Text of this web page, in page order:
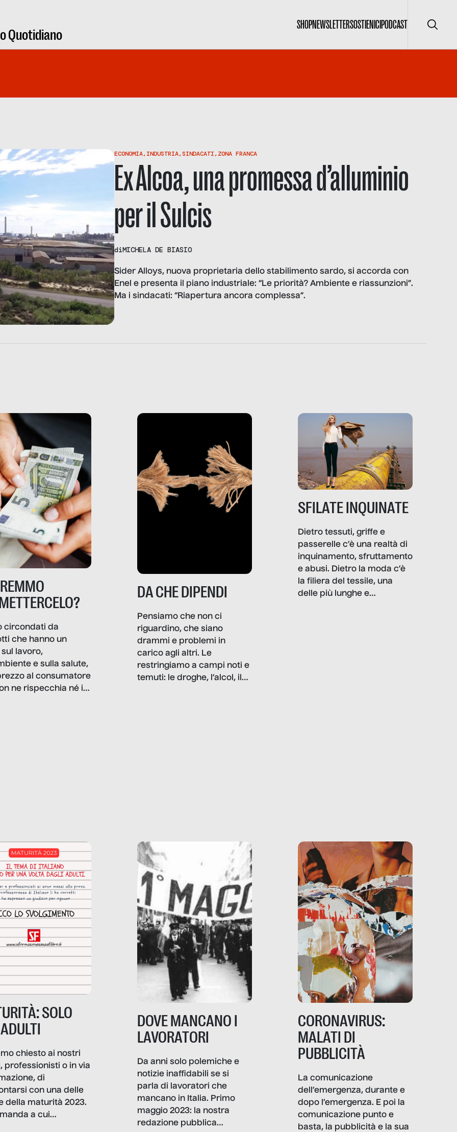
Quotidiano
SHOPNEWSLETTERSOSTIENICIPODCAST Cerca
ECONOMIA,INDUSTRIA,SINDACATI,ZONA FRANCA
Ex Alcoa, una promessa d’alluminio
per il Sulcis
diMICHELA DE BIASIO
Sider Alloys, nuova proprietaria dello stabilimento sardo, si accorda con
Enel e presenta il piano industriale: “Le priorità? Ambiente e riassunzioni”.
Ma i sindacati: “Riapertura ancora complessa”.
circondati da
che hanno un
lavoro,
e sulla salute,
al consumatore
ne rispecchia né il
la nostra vita
DA CHE DIPENDI
Pensiamo che non ci
riguardino, che siano
drammi e problemi in
carico agli altri. Le
restringiamo a campi noti e
temuti: le droghe, l’alcol, il
come.
SFILATE INQUINATE
Dietro tessuti, griffe e
passerelle c’è una realtà di
inquinamento, sfruttamento
e abusi. Dietro la moda c’è
la filiera del tessile, una
delle più lunghe e
SOLO
chiesto ai nostri
professionisti o in via
di
con una delle
della maturità 2023.
a cui
DOVE MANCANO I
LAVORATORI
Da anni solo polemiche e
notizie inaffidabili se si
parla di lavoratori che
mancano in Italia. Primo
maggio 2023: la nostra
redazione pubblica
CORONAVIRUS:
MALATI DI
PUBBLICITÀ
La comunicazione
dell’emergenza, durante e
dopo l’emergenza. E poi la
comunicazione punto e
basta, la pubblicità e la sua